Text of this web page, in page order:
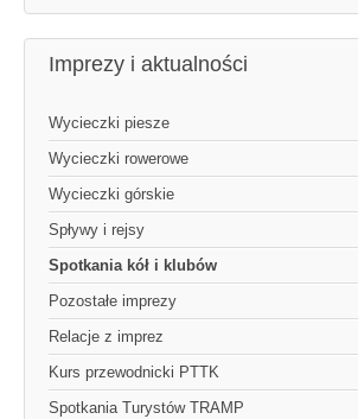
Imprezy i aktualności
Wycieczki piesze
Wycieczki rowerowe
Wycieczki górskie
Spływy i rejsy
Spotkania kół i klubów
Pozostałe imprezy
Relacje z imprez
Kurs przewodnicki PTTK
Spotkania Turystów TRAMP